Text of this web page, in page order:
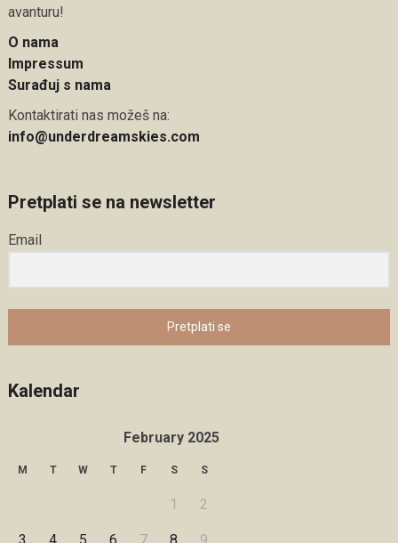
avanturu!
O nama
Impressum
Surađuj s nama
Kontaktirati nas možeš na:
info@underdreamskies.com
Pretplati se na newsletter
Email
Pretplati se
Kalendar
February 2025
M T W T F S S
1 2
3 4 5 6 7 8 9